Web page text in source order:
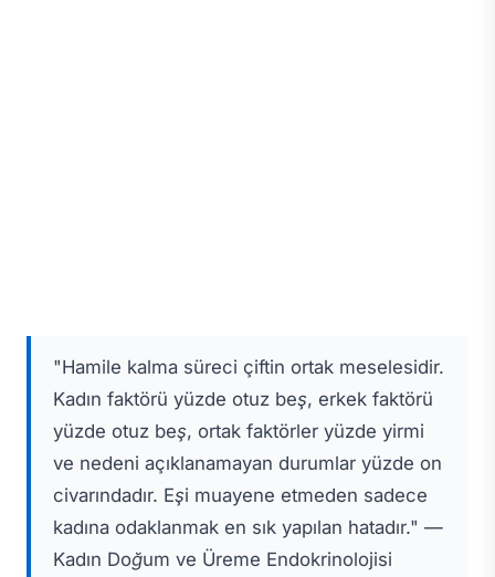
"Hamile kalma süreci çiftin ortak meselesidir.
Kadın faktörü yüzde otuz beş, erkek faktörü
yüzde otuz beş, ortak faktörler yüzde yirmi
ve nedeni açıklanamayan durumlar yüzde on
civarındadır. Eşi muayene etmeden sadece
kadına odaklanmak en sık yapılan hatadır." —
Kadın Doğum ve Üreme Endokrinolojisi